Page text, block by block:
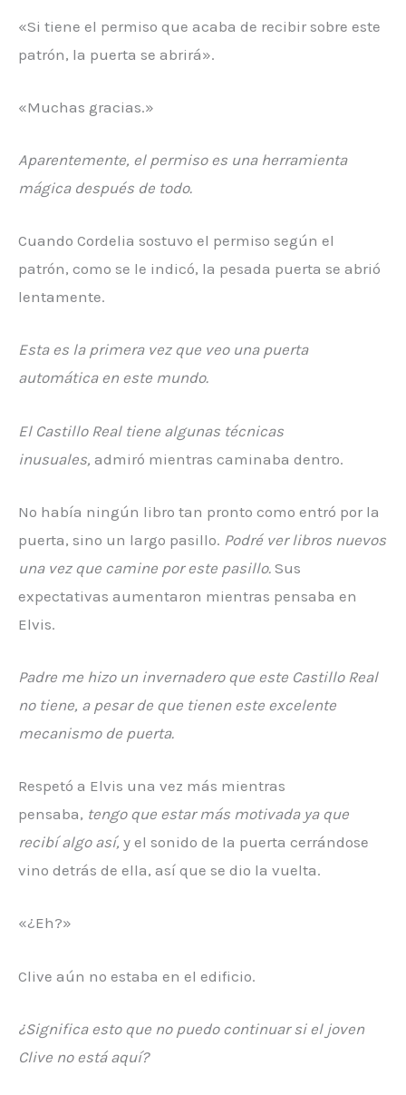
«Si tiene el permiso que acaba de recibir sobre este
patrón, la puerta se abrirá».
«Muchas gracias.»
Aparentemente, el permiso es una herramienta
mágica después de todo.
Cuando Cordelia sostuvo el permiso según el
patrón, como se le indicó, la pesada puerta se abrió
lentamente.
Esta es la primera vez que veo una puerta
automática en este mundo.
El Castillo Real tiene algunas técnicas
inusuales, admiró mientras caminaba dentro.
No había ningún libro tan pronto como entró por la
puerta, sino un largo pasillo. Podré ver libros nuevos
una vez que camine por este pasillo. Sus
expectativas aumentaron mientras pensaba en
Elvis.
Padre me hizo un invernadero que este Castillo Real
no tiene, a pesar de que tienen este excelente
mecanismo de puerta.
Respetó a Elvis una vez más mientras
pensaba, tengo que estar más motivada ya que
recibí algo así, y el sonido de la puerta cerrándose
vino detrás de ella, así que se dio la vuelta.
«¿Eh?»
Clive aún no estaba en el edificio.
¿Significa esto que no puedo continuar si el joven
Clive no está aquí?